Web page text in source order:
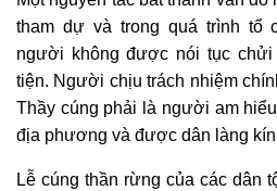
tham dự và trong quá trình tổ
người không được nói tục
tiện. Người chịu trách nhiệm
Thầy cúng phải là người am
địa phương và được dân làng
Lễ cúng thần rừng của các dân